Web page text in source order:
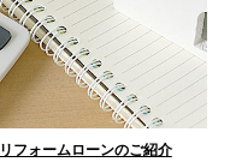
リフォームローンのご紹介